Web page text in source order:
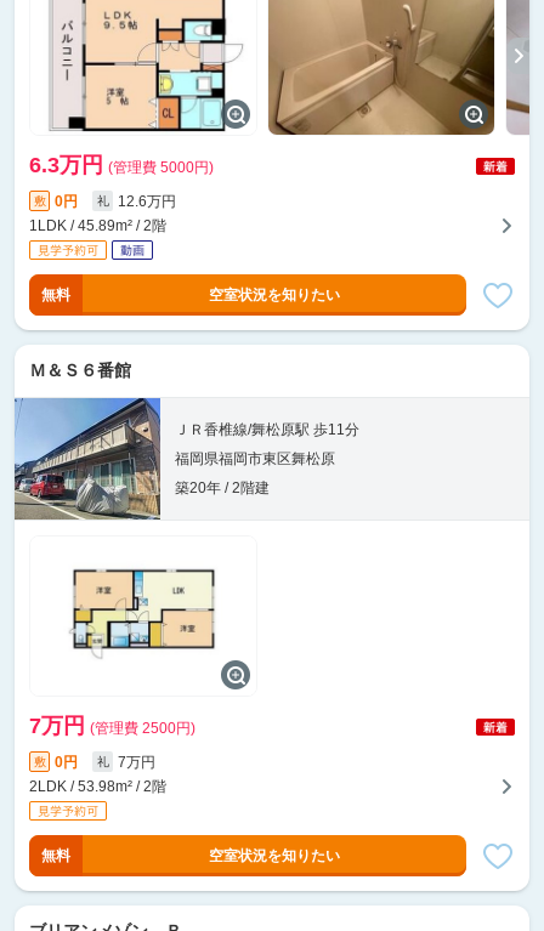
6.3万円 (管理費 5000円)
敷 0円 礼
12.6万円
1LDK / 45.89m² / 2階
無料 空室状況を知りたい
Ｍ＆Ｓ６番館
ＪＲ香椎線/舞松原駅 歩11分
福岡県福岡市東区舞松原
築20年 / 2階建
7万円 (管理費 2500円)
敷 0円 礼
7万円
2LDK / 53.98m² / 2階
無料 空室状況を知りたい